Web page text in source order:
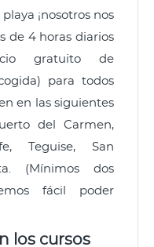
¡nosotros nos
de 4 horas diarios
gratuito de
para todos
en las siguientes
del Carmen,
Teguise, San
(Mínimos dos
fácil poder
los cursos